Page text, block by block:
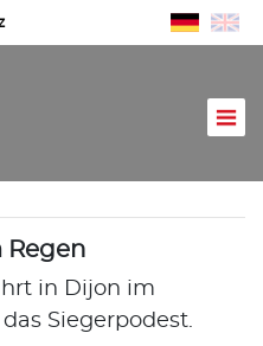
Regen
in Dijon im
Siegerpodest.